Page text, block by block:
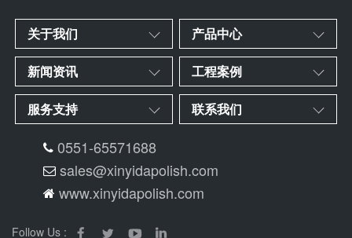
关于我们 产品中心
新闻资讯 工程案例
服务支持 联系我们
0551-65571688
sales@xinyidapolish.com
www.xinyidapolish.com
Follow Us :